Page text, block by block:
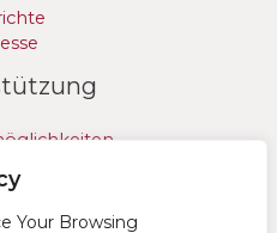
Your Browsing